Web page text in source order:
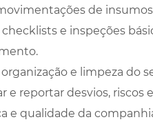
de
e inspeções
e limpeza do
e reportar desvios, riscos
e qualidade da